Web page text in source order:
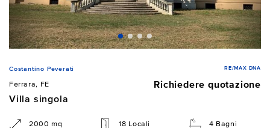
Costantino Peverati RE/MAX DNA
Ferrara, FE
Richiedere quotazione
Villa singola
2000 mq 18 Locali 4 Bagni